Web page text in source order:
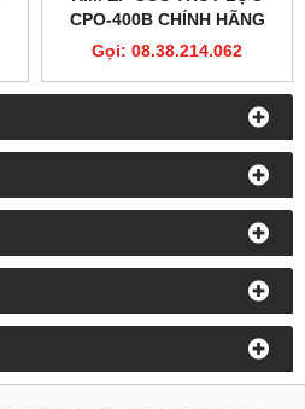
CPO-400B CHÍNH HÃNG
Gọi: 08.38.214.062